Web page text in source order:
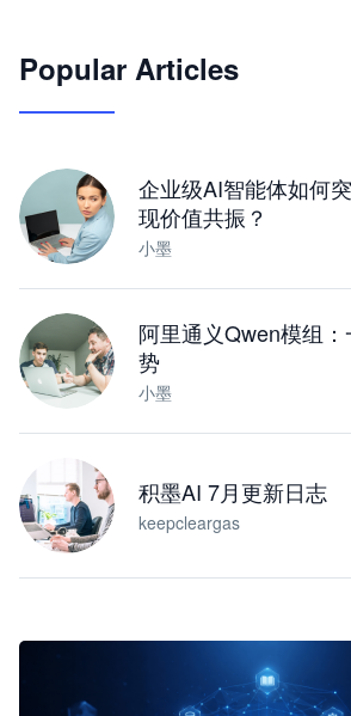
JimoClaw 桌面 AI Agent 工作台
Popular Articles
企业级AI智能体如何
现价值共振？
小墨
阿里通义Qwen模组
势
小墨
积墨AI 7月更新日志
keepcleargas